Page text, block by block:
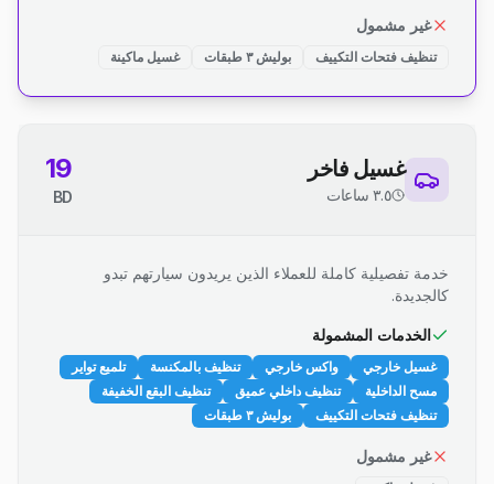
غير مشمول
تنظيف فتحات التكييف بوليش ٣ طبقات غسيل ماكينة
غسيل فاخر
٣.٥ ساعات
19
BD
خدمة تفصيلية كاملة للعملاء الذين يريدون سيارتهم تبدو
كالجديدة.
الخدمات المشمولة
غسيل خارجي واكس خارجي تنظيف بالمكنسة
تلميع تواير
مسح الداخلية
تنظيف داخلي عميق
تنظيف البقع الخفيفة
تنظيف فتحات التكييف
بوليش ٣ طبقات
غير مشمول